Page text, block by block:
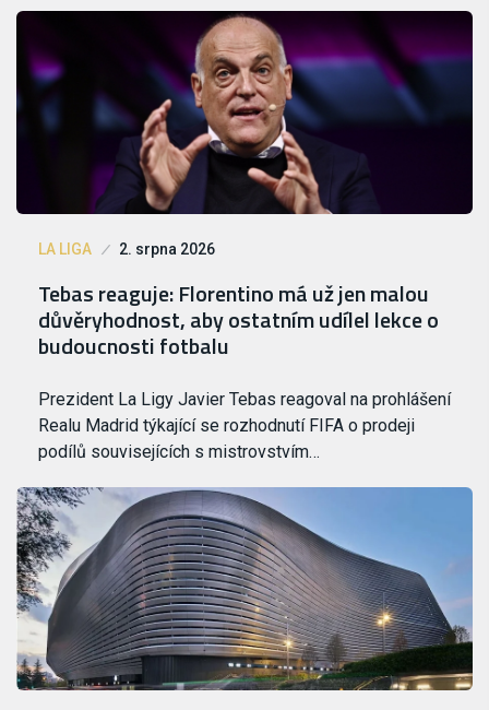
LA LIGA 2. srpna 2026
Tebas reaguje: Florentino má už jen malou
důvěryhodnost, aby ostatním udílel lekce o
budoucnosti fotbalu
Prezident La Ligy Javier Tebas reagoval na prohlášení
Realu Madrid týkající se rozhodnutí FIFA o prodeji
podílů souvisejících s mistrovstvím…